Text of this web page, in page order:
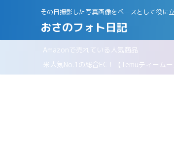
その日撮影した写真画像をベースとして役に
おさのフォト日記
Amazonで売れている人気商品
米人気No.1の総合EC！【Temuティームー